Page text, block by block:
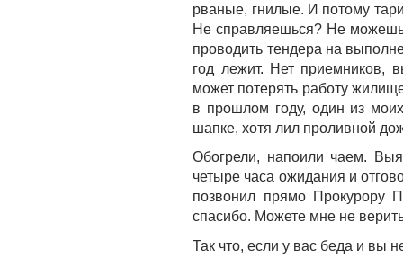
рваные, гнилые. И потому
Не справляешься? Не
проводить тендера на
год лежит. Нет приемников,
может потерять работу
в прошлом году, один из
шапке, хотя лил проливной
Обогрели, напоили чаем.
четыре часа ожидания и
позвонил прямо Прокурору
спасибо. Можете мне не
Так что, если у вас беда и вы